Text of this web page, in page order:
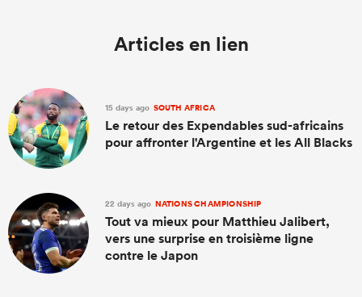
Articles en lien
15 days ago SOUTH AFRICA
Le retour des Expendables sud-africains
pour affronter l'Argentine et les All Blacks
22 days ago NATIONS CHAMPIONSHIP
Tout va mieux pour Matthieu Jalibert,
vers une surprise en troisième ligne
contre le Japon